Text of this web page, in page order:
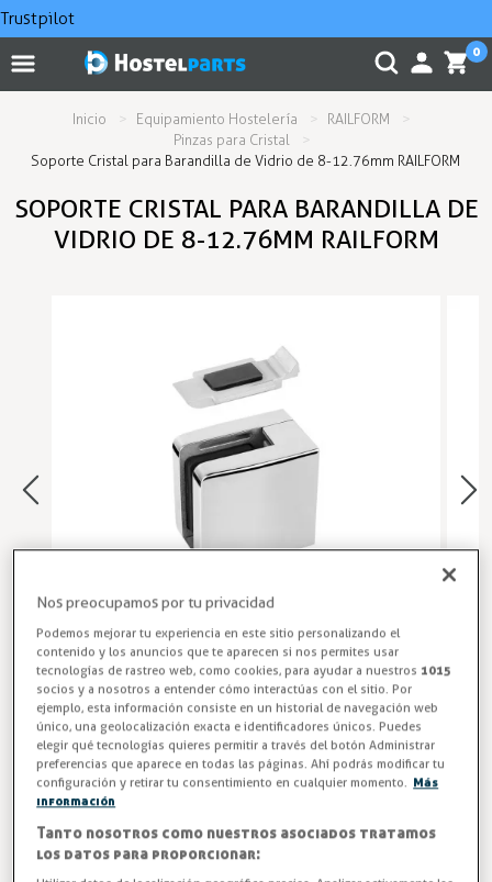
Trustpilot
0
Inicio Equipamiento Hostelería
RAILFORM
Pinzas para Cristal
Soporte Cristal para Barandilla de Vidrio de 8-12.76mm RAILFORM
SOPORTE CRISTAL PARA BARANDILLA DE
VIDRIO DE 8-12.76MM RAILFORM
Soporte para Cristal
Clip prensacristal 55x55x35 para fijar a tubo plano o
redondo Ø43-50,8mm, para vidrio de 8-8.76, 10-10.76,
12-12.76mm
Nos preocupamos por tu privacidad
Podemos mejorar tu experiencia en este sitio personalizando el
contenido y los anuncios que te aparecen si nos permites usar
tecnologías de rastreo web, como cookies, para ayudar a nuestros 1015
socios y a nosotros a entender cómo interactúas con el sitio. Por
ejemplo, esta información consiste en un historial de navegación web
único, una geolocalización exacta e identificadores únicos. Puedes
elegir qué tecnologías quieres permitir a través del botón Administrar
preferencias que aparece en todas las páginas. Ahí podrás modificar tu
configuración y retirar tu consentimiento en cualquier momento. Más
información
Tanto nosotros como nuestros asociados tratamos
los datos para proporcionar: